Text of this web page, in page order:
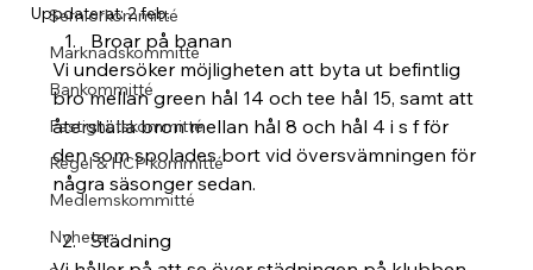
Serniorkommitté
Marknadskommitté
Bankommitté
Fastighetskommitté
Regel & HCP kommitté
Medlemskommitté
Nyheter
Uppdaterat:2 feb.
Broar på banan
Vi undersöker möjligheten att byta ut befintlig
bro mellan green hål 14 och tee hål 15, samt att
återställa bron mellan hål 8 och hål 4 i s f för
den som spolades bort vid översvämningen för
några säsonger sedan.
Städning